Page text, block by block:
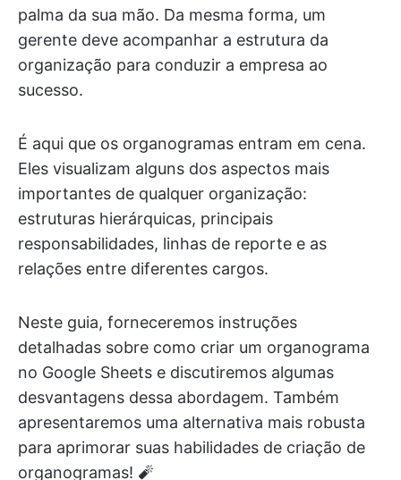
palma da sua mão. Da mesma forma, um
gerente deve acompanhar a estrutura da
organização para conduzir a empresa ao
sucesso.
É aqui que os organogramas entram em cena.
Eles visualizam alguns dos aspectos mais
importantes de qualquer organização:
estruturas hierárquicas, principais
responsabilidades, linhas de reporte e as
relações entre diferentes cargos.
Neste guia, forneceremos instruções
detalhadas sobre como criar um organograma
no Google Sheets e discutiremos algumas
desvantagens dessa abordagem. Também
apresentaremos uma alternativa mais robusta
para aprimorar suas habilidades de criação de
organogramas! 🧨